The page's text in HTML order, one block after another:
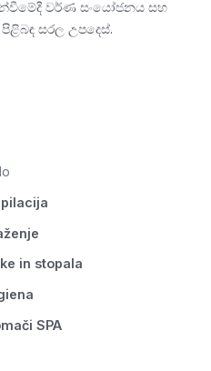
වර්ණ සංයෝජනය සහ
සරල උපදෙස්.
in stopala
SPA